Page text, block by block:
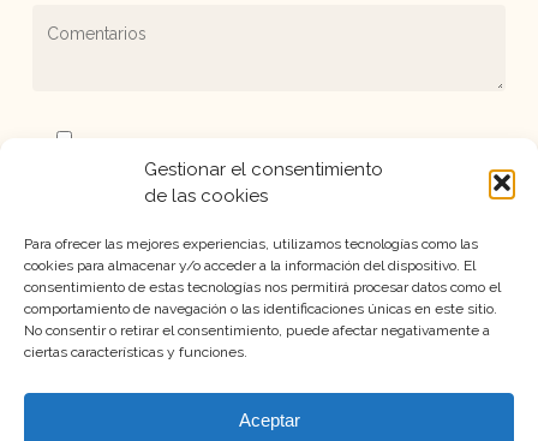
Gestionar el consentimiento
de las cookies
Para ofrecer las mejores experiencias, utilizamos tecnologías como las
cookies para almacenar y/o acceder a la información del dispositivo. El
consentimiento de estas tecnologías nos permitirá procesar datos como el
comportamiento de navegación o las identificaciones únicas en este sitio.
No consentir o retirar el consentimiento, puede afectar negativamente a
ciertas características y funciones.
Aceptar
Acepto la política de privacidad y condiciones de